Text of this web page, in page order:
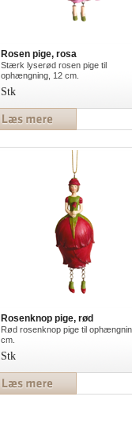
Rosen pige, rosa
Stærk lyserød rosen pige til
ophængning, 12 cm.
Stk
Rosenknop pige, rød
Rød rosenknop pige til
cm.
Stk